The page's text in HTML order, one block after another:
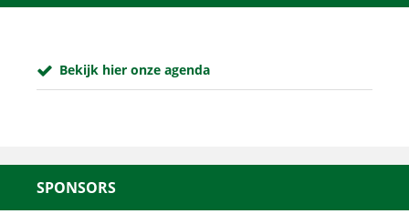
Bekijk hier onze agenda
SPONSORS